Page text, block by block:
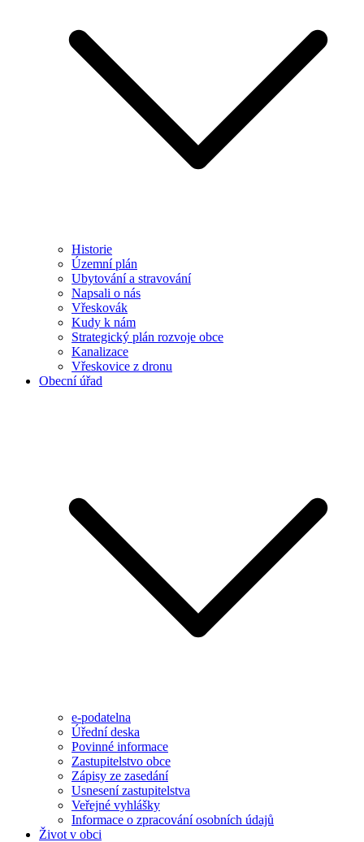
Historie
Územní plán
Ubytování a stravování
Napsali o nás
Vřeskovák
Kudy k nám
Strategický plán rozvoje obce
Kanalizace
Vřeskovice z dronu
Obecní úřad
e-podatelna
Úřední deska
Povinné informace
Zastupitelstvo obce
Zápisy ze zasedání
Usnesení zastupitelstva
Veřejné vyhlášky
Informace o zpracování osobních údajů
Život v obci